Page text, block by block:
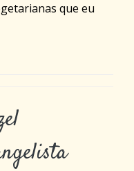
que eu